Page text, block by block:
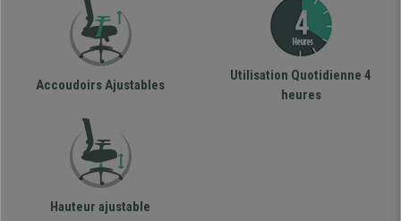
Accoudoirs Ajustables
Utilisation Quotidienne 4
heures
Hauteur ajustable